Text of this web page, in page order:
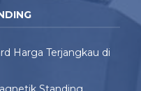
Harga Terjangkau di